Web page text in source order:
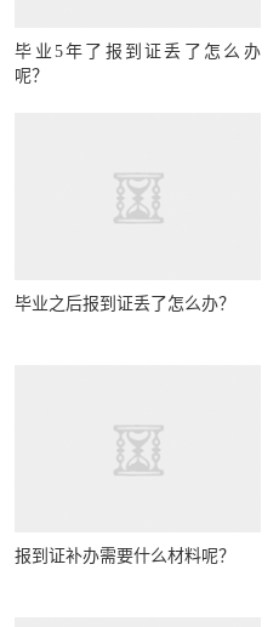
毕业5年了报到证丢了怎么办
呢？
毕业之后报到证丢了怎么办？
报到证补办需要什么材料呢？